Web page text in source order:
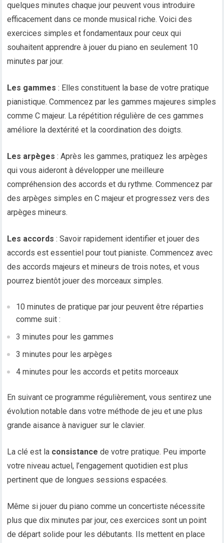
quelques minutes chaque jour peuvent vous introduire
efficacement dans ce monde musical riche. Voici des
exercices simples et fondamentaux pour ceux qui
souhaitent apprendre à jouer du piano en seulement 10
minutes par jour.
Les gammes : Elles constituent la base de votre pratique
pianistique. Commencez par les gammes majeures simples
comme C majeur. La répétition régulière de ces gammes
améliore la dextérité et la coordination des doigts.
Les arpèges : Après les gammes, pratiquez les arpèges
qui vous aideront à développer une meilleure
compréhension des accords et du rythme. Commencez par
des arpèges simples en C majeur et progressez vers des
arpèges mineurs.
Les accords : Savoir rapidement identifier et jouer des
accords est essentiel pour tout pianiste. Commencez avec
des accords majeurs et mineurs de trois notes, et vous
pourrez bientôt jouer des morceaux simples.
10 minutes de pratique par jour peuvent être réparties
comme suit :
3 minutes pour les gammes
3 minutes pour les arpèges
4 minutes pour les accords et petits morceaux
En suivant ce programme régulièrement, vous sentirez une
évolution notable dans votre méthode de jeu et une plus
grande aisance à naviguer sur le clavier.
La clé est la consistance de votre pratique. Peu importe
votre niveau actuel, l’engagement quotidien est plus
pertinent que de longues sessions espacées.
Même si jouer du piano comme un concertiste nécessite
plus que dix minutes par jour, ces exercices sont un point
de départ solide pour les débutants. Ils mettent en place